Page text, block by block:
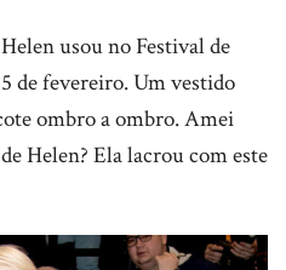
usou no Festival de
de fevereiro. Um vestido
ombro a ombro. Amei
Helen? Ela lacrou com este